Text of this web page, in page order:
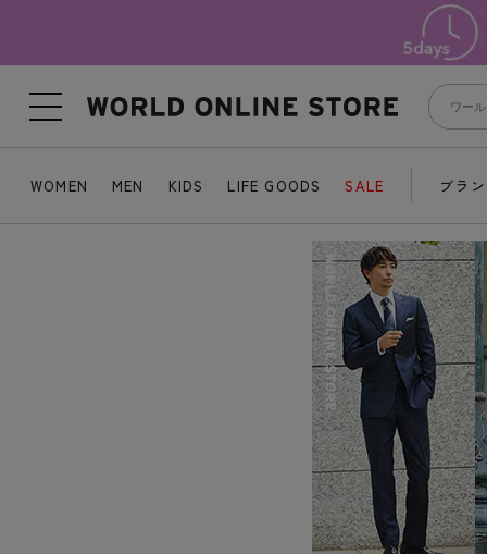
WOMEN MEN KIDS LIFE GOODS SALE ブラ